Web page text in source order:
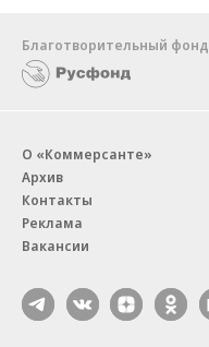
Благотворительный фонд
О «Коммерсанте»
Архив
Контакты
Реклама
Вакансии